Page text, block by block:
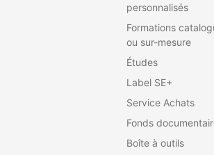
personnalisés
Formations
ou sur-mesure
Études
Label SE+
Service Achats
Fonds
Boîte à outils